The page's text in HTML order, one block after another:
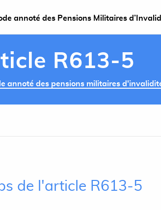
annoté des Pensions Militaires
R613-5
annoté des pensions militaires
de l'article R613-5